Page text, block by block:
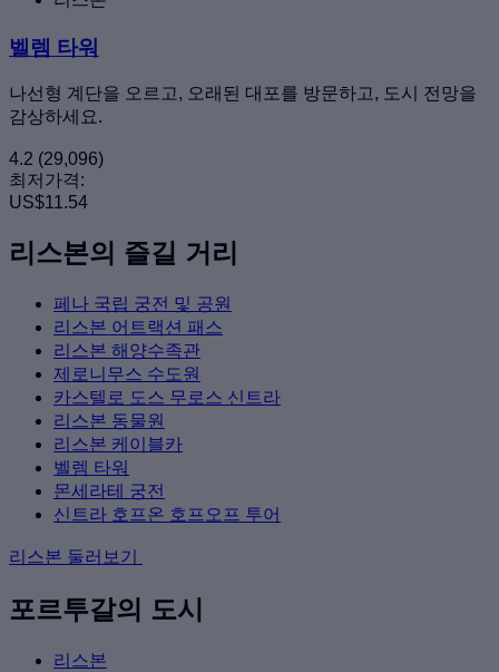
벨렘 타워
나선형 계단을 오르고, 오래된 대포를 방문하고, 도시 전망을
감상하세요.
4.2 (29,096)
최저가격:
US$11.54
리스본의 즐길 거리
페나 국립 궁전 및 공원
리스본 어트랙션 패스
리스본 해양수족관
제로니무스 수도원
카스텔로 도스 무로스 신트라
리스본 동물원
리스본 케이블카
벨렘 타워
몬세라테 궁전
신트라 호프온 호프오프 투어
리스본 둘러보기
포르투갈의 도시
리스본